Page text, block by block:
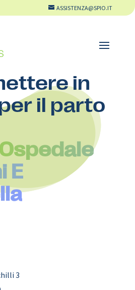
ASSISTENZA@SPIO.IT
in
il parto
E
3